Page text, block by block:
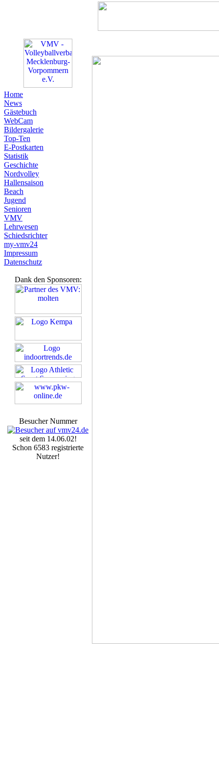
Home
News
Gästebuch
WebCam
Bildergalerie
Top-Ten
E-Postkarten
Statistik
Geschichte
Nordvolley
Hallensaison
Beach
Jugend
Senioren
VMV
Lehrwesen
Schiedsrichter
my-vmv24
Impressum
Datenschutz
Dank den Sponsoren:
Besucher Nummer
seit dem 14.06.02!
Schon 6583 registrierte
Nutzer!